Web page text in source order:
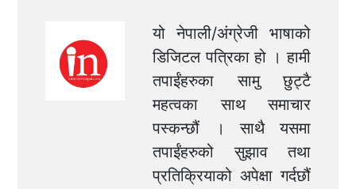
यो नेपाली/अंग्रेजी भाषाको
डिजिटल पत्रिका हो । हामी
तपाईंहरुका सामु छुट्टै
महत्वका साथ समाचार
पस्कन्छौं । साथै यसमा
तपाईंहरुको सुझाव तथा
प्रतिक्रियाको अपेक्षा गर्दछौं